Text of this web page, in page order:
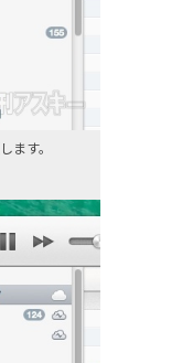
ます。